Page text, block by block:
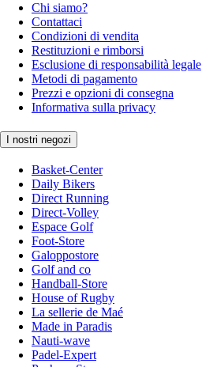
Chi siamo?
Contattaci
Condizioni di vendita
Restituzioni e rimborsi
Esclusione di responsabilità legale
Metodi di pagamento
Prezzi e opzioni di consegna
Informativa sulla privacy
I nostri negozi
Basket-Center
Daily Bikers
Direct Running
Direct-Volley
Espace Golf
Foot-Store
Galoppostore
Golf and co
Handball-Store
House of Rugby
La sellerie de Maé
Made in Paradis
Nauti-wave
Padel-Expert